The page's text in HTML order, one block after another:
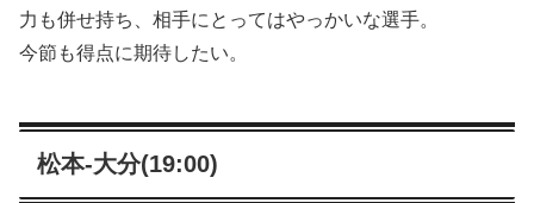
力も併せ持ち、相手にとってはやっかいな選手。
今節も得点に期待したい。
松本-大分(19:00)